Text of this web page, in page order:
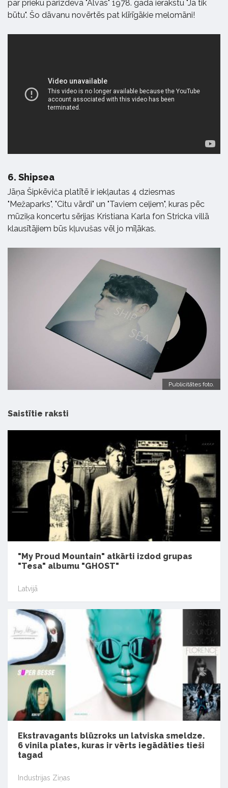
par prieku pārizdeva "Alvas" 1978. gada ierakstu "Ja tik
būtu". Šo dāvanu novērtēs pat klīrīgākie melomāni!
6. Shipsea
Jāņa Šipkēviča platītē ir iekļautas 4 dziesmas
"Mežaparks", "Citu vārdi" un "Taviem ceļiem", kuras pēc
mūziķa koncertu sērijas Kristiana Karla fon Stricka villā
klausītājiem būs kļuvušas vēl jo mīļākas.
Publicitātes foto.
Saistītie raksti
"My Proud Mountain" atkārti izdod grupas
"Tesa" albumu "GHOST"
Latvijā
Ekstravagants blūzroks un latviska smeldze.
6 vinila plates, kuras ir vērts iegādāties tieši
tagad
Industrijas Ziņas